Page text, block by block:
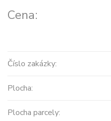
Cena:
Číslo zakázky:
Plocha:
Plocha parcely: